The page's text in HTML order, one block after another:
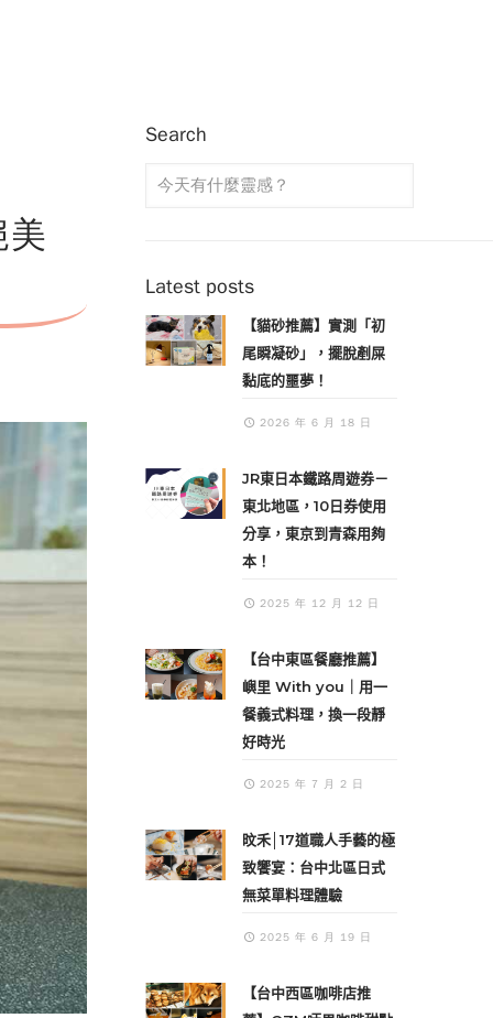
Search
Latest posts
【貓砂推薦】實測「初
尾瞬凝砂」，擺脫剷屎
黏底的噩夢！
2026 年 6 月 18 日
JR東日本鐵路周遊券－
東北地區，10日券使用
分享，東京到青森用夠
本！
2025 年 12 月 12 日
【台中東區餐廳推薦】
嶼里 With you｜用一
餐義式料理，換一段靜
好時光
2025 年 7 月 2 日
旼禾│17道職人手藝的極
致饗宴：台中北區日式
無菜單料理體驗
2025 年 6 月 19 日
【台中西區咖啡店推